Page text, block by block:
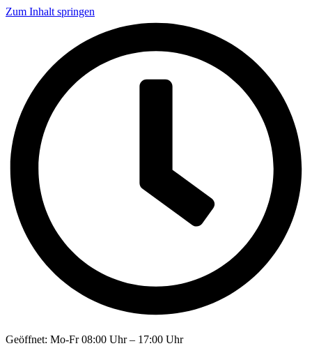
Zum Inhalt springen
Geöffnet: Mo-Fr 08:00 Uhr – 17:00 Uhr